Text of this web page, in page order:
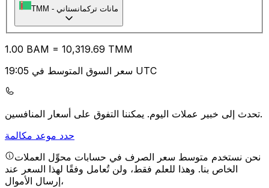
TMM - مانات تركمانستاني
1.00 BAM = 10,319.69 TMM
سعر السوق المتوسط في 19:05 UTC
تحدث إلى خبير عملات اليوم.يمكننا التفوق على أسعار المنافسين.
حدد موعد مكالمة
نحن نستخدم متوسط سعر الصرف في حسابات محوِّل العملات
الخاص بنا. وهذا للعلم فقط، ولن تُعامل وفقًا لهذا السعر عند
إرسال الأموال،